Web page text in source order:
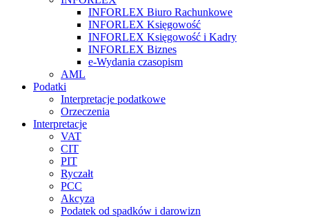
INFORLEX Biuro Rachunkowe
INFORLEX Księgowość
INFORLEX Księgowość i Kadry
INFORLEX Biznes
e-Wydania czasopism
AML
Podatki
Interpretacje podatkowe
Orzeczenia
Interpretacje
VAT
CIT
PIT
Ryczałt
PCC
Akcyza
Podatek od spadków i darowizn